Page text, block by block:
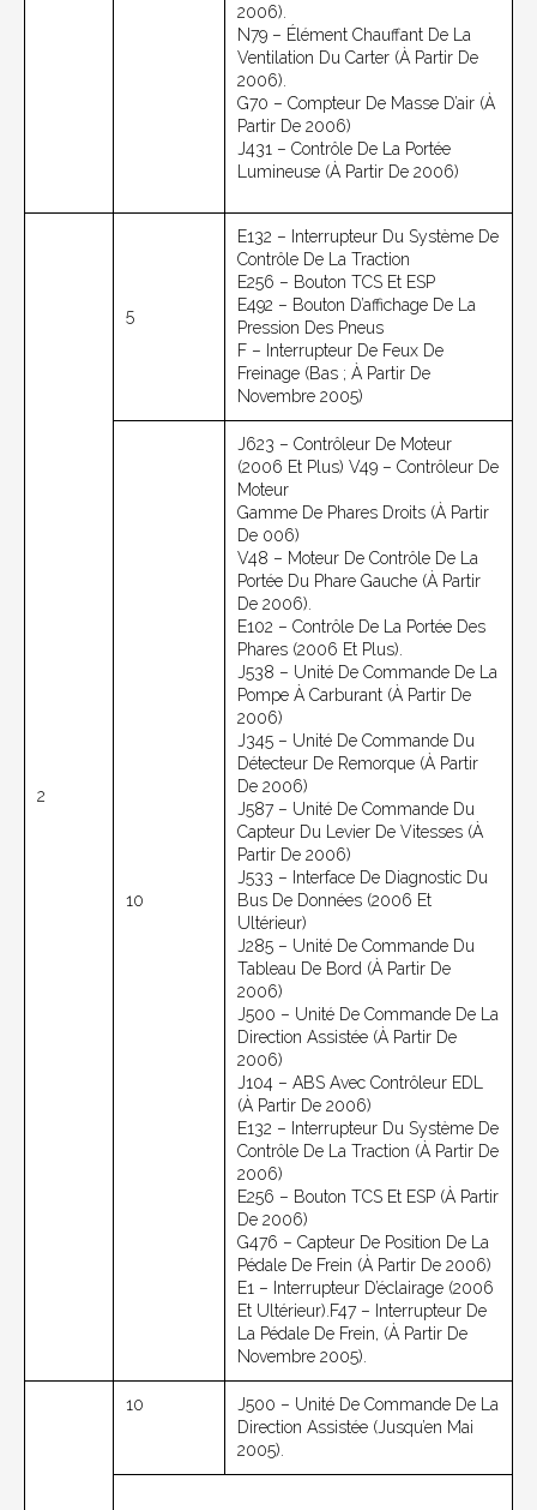
2006).
N79 – Élément Chauffant De La
Ventilation Du Carter (à Partir De
2006).
G70 – Compteur De Masse D’air (à
Partir De 2006)
J431 – Contrôle De La Portée
Lumineuse (à Partir De 2006)
2
5
E132 – Interrupteur Du Système De
Contrôle De La Traction
E256 – Bouton TCS Et ESP
E492 – Bouton D’affichage De La
Pression Des Pneus
F – Interrupteur De Feux De
Freinage (bas ; À Partir De
Novembre 2005)
10
J623 – Contrôleur De Moteur
(2006 Et Plus) V49 – Contrôleur De
Moteur
Gamme De Phares Droits (à Partir
De 006)
V48 – Moteur De Contrôle De La
Portée Du Phare Gauche (à Partir
De 2006).
E102 – Contrôle De La Portée Des
Phares (2006 Et Plus).
J538 – Unité De Commande De La
Pompe À Carburant (à Partir De
2006)
J345 – Unité De Commande Du
Détecteur De Remorque (à Partir
De 2006)
J587 – Unité De Commande Du
Capteur Du Levier De Vitesses (à
Partir De 2006)
J533 – Interface De Diagnostic Du
Bus De Données (2006 Et
Ultérieur)
J285 – Unité De Commande Du
Tableau De Bord (à Partir De
2006)
J500 – Unité De Commande De La
Direction Assistée (à Partir De
2006)
J104 – ABS Avec Contrôleur EDL
(à Partir De 2006)
E132 – Interrupteur Du Système De
Contrôle De La Traction (à Partir De
2006)
E256 – Bouton TCS Et ESP (à Partir
De 2006)
G476 – Capteur De Position De La
Pédale De Frein (à Partir De 2006)
E1 – Interrupteur D’éclairage (2006
Et Ultérieur).F47 – Interrupteur De
La Pédale De Frein, (à Partir De
Novembre 2005).
10
J500 – Unité De Commande De La
Direction Assistée (jusqu’en Mai
2005).